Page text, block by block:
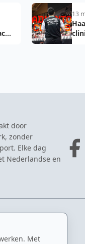
Met
13
door
zonder
Elke dag
Nederlandse en